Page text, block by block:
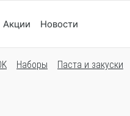
Акции Новости
Наборы Паста и закуски